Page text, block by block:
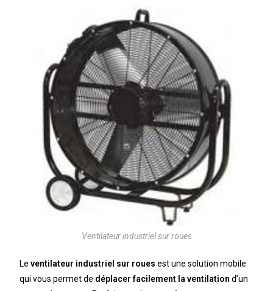
Ventilateur industriel sur roues
Leventilateur industriel sur roues est une solution mobile
qui vous permet de déplacer facilement la ventilation d’un